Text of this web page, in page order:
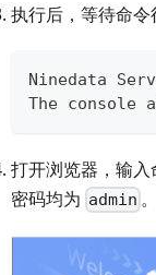
执行后，等待命令
Ninedata
The
打开浏览器，输
密码均为 admin 。